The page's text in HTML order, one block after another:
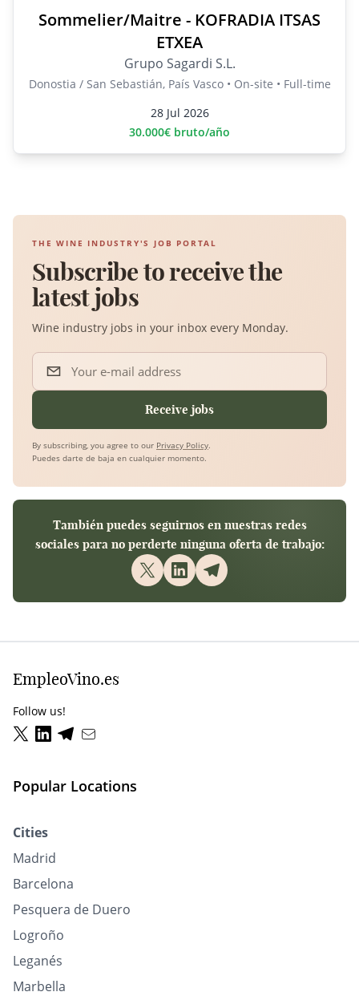
Sommelier/Maitre - KOFRADIA ITSAS
ETXEA
Grupo Sagardi S.L.
Donostia / San Sebastián, País Vasco • On-site • Full-time
28 Jul 2026
30.000€ bruto/año
THE WINE INDUSTRY'S JOB PORTAL
Subscribe to receive the
latest jobs
Wine industry jobs in your inbox every Monday.
Your e-mail address
Receive jobs
By subscribing, you agree to our Privacy Policy.
Puedes darte de baja en cualquier momento.
También puedes seguirnos en nuestras redes
sociales para no perderte ninguna oferta de trabajo:
EmpleoVino.es
Follow us!
Popular Locations
Cities
Madrid
Barcelona
Pesquera de Duero
Logroño
Leganés
Marbella